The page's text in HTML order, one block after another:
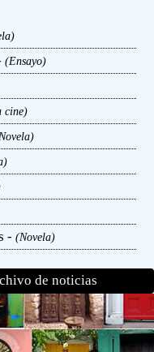
(Ensayo)
cine)
-(Novela)
de noticias